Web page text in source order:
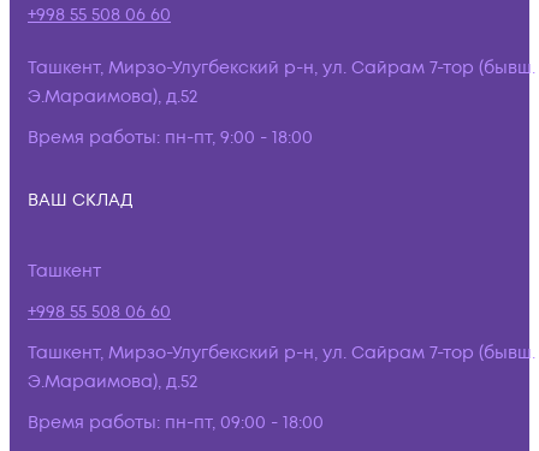
+998 55 508 06 60
Ташкент, Мирзо-Улугбекский р-н, ул. Сайрам 7-тор (бывш.
Э.Мараимова), д.52
Время работы: пн-пт, 9:00 - 18:00
ВАШ СКЛАД
Ташкент
+998 55 508 06 60
Ташкент, Мирзо-Улугбекский р-н, ул. Сайрам 7-тор (бывш.
Э.Мараимова), д.52
Время работы: пн-пт, 09:00 - 18:00